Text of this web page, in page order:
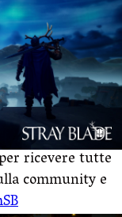
ricevere tutte
community e